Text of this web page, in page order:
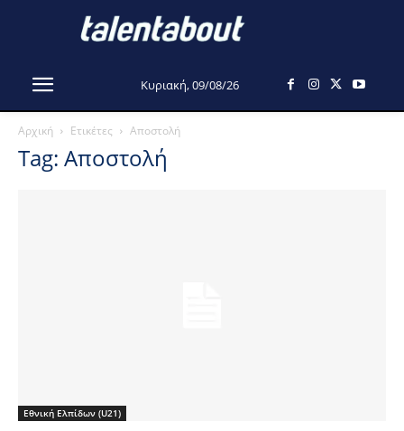
Κυριακή, 09/08/26
Αρχική Ετικέτες Αποστολή
Tag: Αποστολή
Εθνική Ελπίδων (U21)